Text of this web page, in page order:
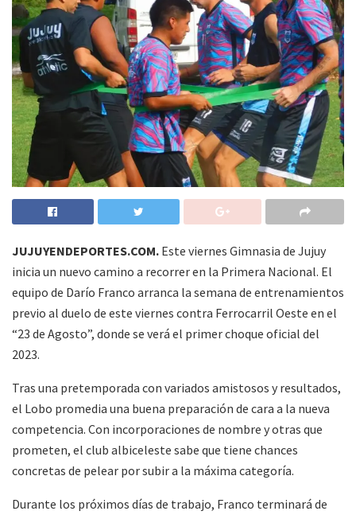
JUJUYENDEPORTES.COM. Este viernes Gimnasia de Jujuy
inicia un nuevo camino a recorrer en la Primera Nacional. El
equipo de Darío Franco arranca la semana de entrenamientos
previo al duelo de este viernes contra Ferrocarril Oeste en el
“23 de Agosto”, donde se verá el primer choque oficial del
2023.
Tras una pretemporada con variados amistosos y resultados,
el Lobo promedia una buena preparación de cara a la nueva
competencia. Con incorporaciones de nombre y otras que
prometen, el club albiceleste sabe que tiene chances
concretas de pelear por subir a la máxima categoría.
Durante los próximos días de trabajo, Franco terminará de